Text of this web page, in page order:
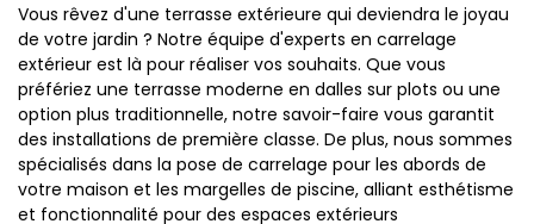
Vous rêvez d'une terrasse extérieure qui deviendra le joyau
de votre jardin ? Notre équipe d'experts en carrelage
extérieur est là pour réaliser vos souhaits. Que vous
préfériez une terrasse moderne en dalles sur plots ou une
option plus traditionnelle, notre savoir-faire vous garantit
des installations de première classe. De plus, nous sommes
spécialisés dans la pose de carrelage pour les abords de
votre maison et les margelles de piscine, alliant esthétisme
et fonctionnalité pour des espaces extérieurs